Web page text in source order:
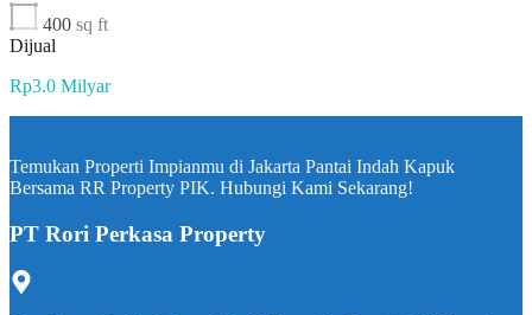
400 sq ft
Dijual
Rp3.0 Milyar
Temukan Properti Impianmu di Jakarta Pantai Indah Kapuk
Bersama RR Property PIK. Hubungi Kami Sekarang!
PT Rori Perkasa Property